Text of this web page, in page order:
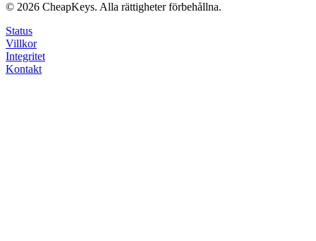
© 2026 CheapKeys. Alla rättigheter förbehållna.
Status
Villkor
Integritet
Kontakt